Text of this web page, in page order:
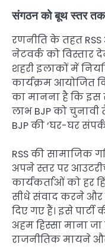
संगठन को बूथ स्तर
रणनीति के तहत
नेटवर्क को विस्तार
शहरी इलाकों में
कार्यक्रम आयोजित
का मानना है कि इस
लाभ BJP को चुनावी
BJP की ‘घर-घर
RSS की सामाजिक
अपने स्तर पर
कार्यकर्ताओं को हर
सीधे संवाद करने
दिए गए हैं। इसे
अहम हिस्सा माना जा
राजनीतिक मायने